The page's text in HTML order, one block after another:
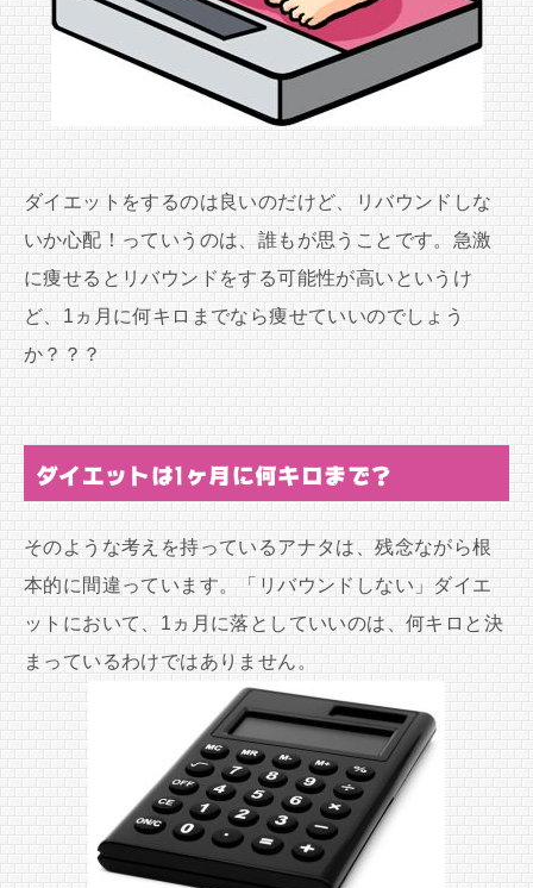
ダイエットをするのは良いのだけど、リバウンドしな
いか心配！っていうのは、誰もが思うことです。急激
に痩せるとリバウンドをする可能性が高いというけ
ど、1ヵ月に何キロまでなら痩せていいのでしょう
か？？？
ダイエットは1ヶ月に何キロまで？
そのような考えを持っているアナタは、残念ながら根
本的に間違っています。「リバウンドしない」ダイエ
ットにおいて、1ヵ月に落としていいのは、何キロと決
まっているわけではありません。